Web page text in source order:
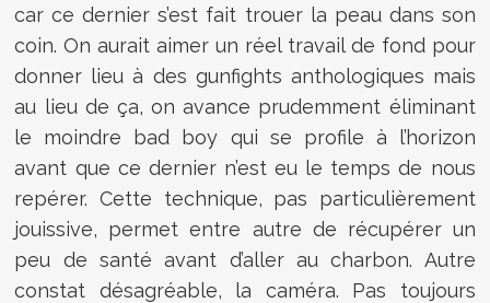
car ce dernier s’est fait trouer la peau dans son
coin. On aurait aimer un réel travail de fond pour
donner lieu à des gunfights anthologiques mais
au lieu de ça, on avance prudemment éliminant
le moindre bad boy qui se profile à l’horizon
avant que ce dernier n’est eu le temps de nous
repérer. Cette technique, pas particulièrement
jouissive, permet entre autre de récupérer un
peu de santé avant d’aller au charbon. Autre
constat désagréable, la caméra. Pas toujours